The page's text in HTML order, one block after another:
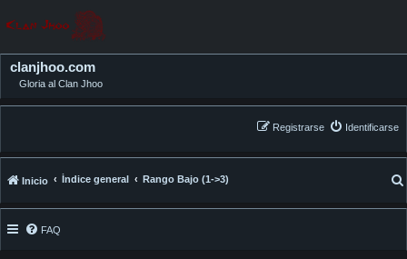
clanjhoo.com
Gloria al Clan Jhoo
Identificarse
Registrarse
Inicio Índice general Rango Bajo (1->3)
FAQ